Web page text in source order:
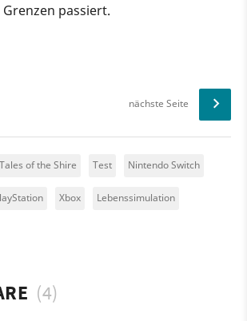
passiert.
nächste Seite
of the Shire Test Nintendo Switch
Xbox Lebenssimulation
(4)